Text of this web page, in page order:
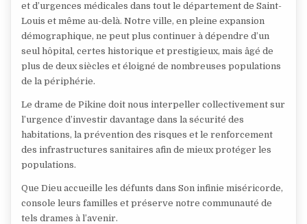
et d’urgences médicales dans tout le département de Saint-
Louis et même au-delà. Notre ville, en pleine expansion
démographique, ne peut plus continuer à dépendre d’un
seul hôpital, certes historique et prestigieux, mais âgé de
plus de deux siècles et éloigné de nombreuses populations
de la périphérie.
Le drame de Pikine doit nous interpeller collectivement sur
l’urgence d’investir davantage dans la sécurité des
habitations, la prévention des risques et le renforcement
des infrastructures sanitaires afin de mieux protéger les
populations.
Que Dieu accueille les défunts dans Son infinie miséricorde,
console leurs familles et préserve notre communauté de
tels drames à l’avenir.